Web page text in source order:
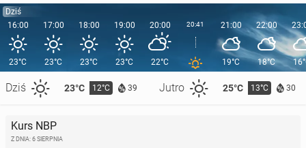
Dziś
16:00
23°C
Dziś 23°C 12°C 39 Jutro 25°C 13°C 30
17:00
23°C
18:00
23°C
19:00
23°C
20:00
22°C
20:41 21:00
19°C
22:00
18°C
Kurs NBP
Z DNIA: 6 SIERPNIA